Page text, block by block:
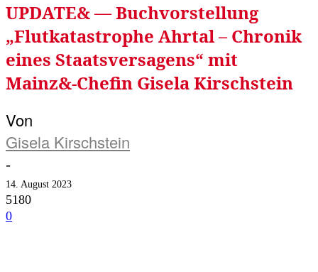
UPDATE& — Buchvorstellung
„Flutkatastrophe Ahrtal – Chronik
eines Staatsversagens“ mit
Mainz&-Chefin Gisela Kirschstein
Von
Gisela Kirschstein
-
14. August 2023
5180
0